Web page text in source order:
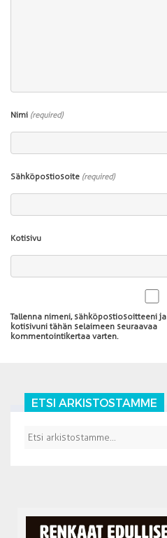
Nimi (required)
Sähköpostiosoite (required)
Kotisivu
Tallenna nimeni, sähköpostiosoitteeni ja
kotisivuni tähän selaimeen seuraavaa
kommentointikertaa varten.
ETSI ARKISTOSTAMME